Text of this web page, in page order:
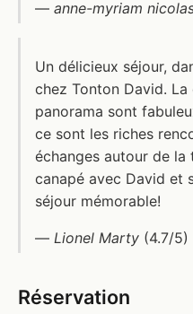
— anne-myriam
Un délicieux séjour,
chez Tonton David.
panorama sont
ce sont les riches
échanges autour de
canapé avec David et
séjour mémorable!
— Lionel Marty (4.7/5)
Réservation